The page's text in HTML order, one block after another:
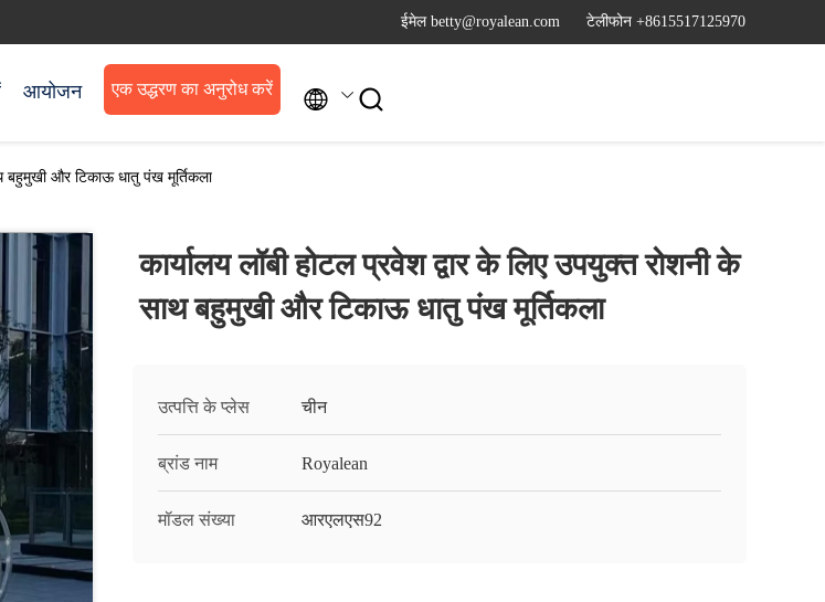
ईमेल betty@royalean.com टेलीफोन +8615517125970
आयोजन एक उद्धरण का अनुरोध करें  
बहुमुखी और टिकाऊ धातु पंख मूर्तिकला
कार्यालय लॉबी होटल प्रवेश द्वार के लिए उपयुक्त रोशनी के
साथ बहुमुखी और टिकाऊ धातु पंख मूर्तिकला
उत्पत्ति के प्लेस चीन
ब्रांड नाम Royalean
मॉडल संख्या आरएलएस92